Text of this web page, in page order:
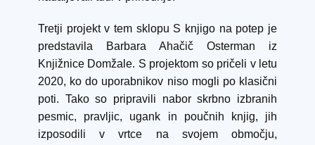
Tretji projekt v tem sklopu S knjigo na potep je
predstavila Barbara Ahačič Osterman iz
Knjižnice Domžale. S projektom so pričeli v letu
2020, ko do uporabnikov niso mogli po klasični
poti. Tako so pripravili nabor skrbno izbranih
pesmic, pravljic, ugank in poučnih knjig, jih
izposodili v vrtce na svojem območju,